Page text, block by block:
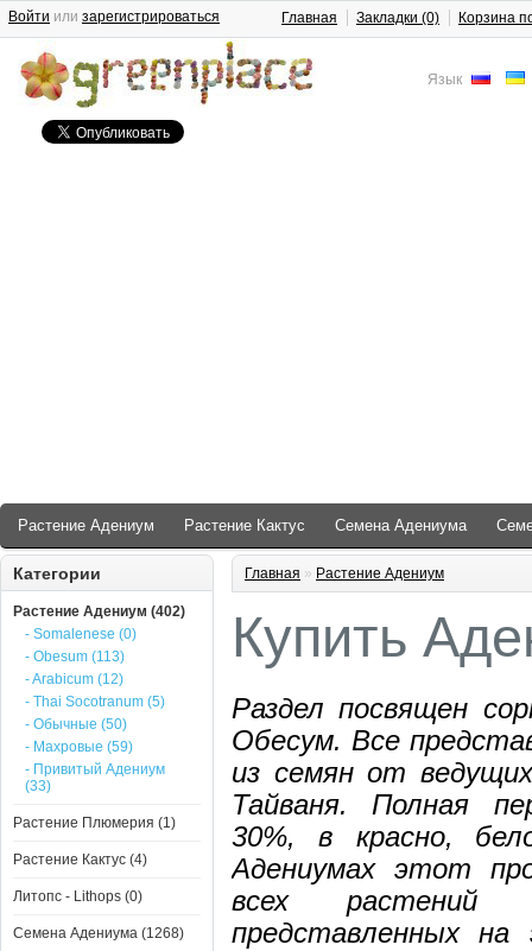
Язык
Войти или зарегистрироваться Главная Закладки (0) Корзина
Растение Адениум Растение Кактус Семена Адениума
Категории
Растение Адениум (402)
- Somalenese (0)
- Obesum (113)
- Arabicum (12)
- Thai Socotranum (5)
- Обычные (50)
- Махровые (59)
- Привитый Адениум
(33)
Растение Плюмерия (1)
Растение Кактус (4)
Литопс - Lithops (0)
Семена Адениума (1268)
Главная » Растение Адениум
Купить
Раздел посвящен
Обесум. Все
из семян от
Тайваня. Полная
30%, в красно,
Адениумах этот
всех растений
представленных